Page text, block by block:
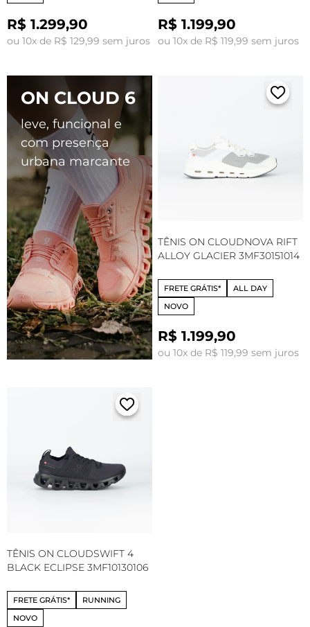
R$ 1.299,90
ou 10x de R$ 129,99 sem juros
R$ 1.199,90
ou 10x de R$ 119,99 sem juros
ON CLOUD 6
leve, funcional e
com presença
urbana marcante
TÊNIS ON CLOUDNOVA RIFT
ALLOY GLACIER 3MF30151014
FRETE GRÁTIS*
ALL DAY
NOVO
R$ 1.199,90
ou 10x de R$ 119,99 sem juros
TÊNIS ON CLOUDSWIFT 4
BLACK ECLIPSE 3MF10130106
FRETE GRÁTIS*
RUNNING
NOVO